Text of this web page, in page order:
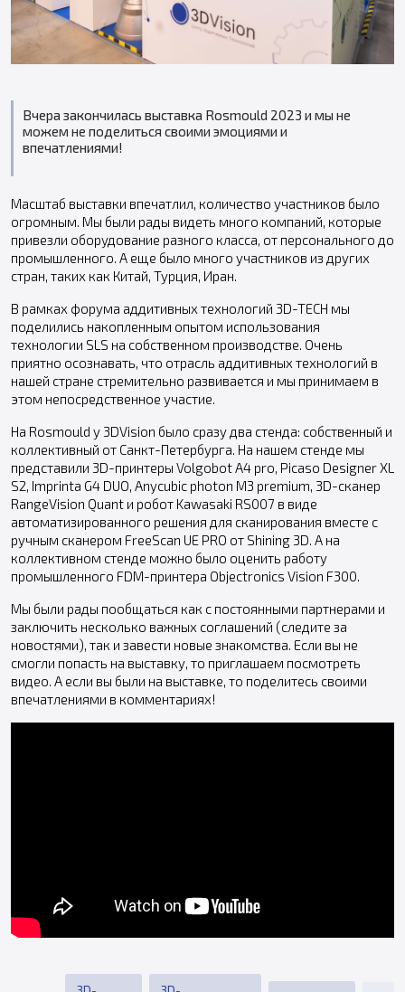
Вчера закончилась выставка Rosmould 2023 и мы не
можем не поделиться своими эмоциями и
впечатлениями!
Масштаб выставки впечатлил, количество участников было
огромным. Мы были рады видеть много компаний, которые
привезли оборудование разного класса, от персонального до
промышленного. А еще было много участников из других
стран, таких как Китай, Турция, Иран.
В рамках форума аддитивных технологий 3D-TECH мы
поделились накопленным опытом использования
технологии SLS на собственном производстве. Очень
приятно осознавать, что отрасль аддитивных технологий в
нашей стране стремительно развивается и мы принимаем в
этом непосредственное участие.
На Rosmould у 3DVision было сразу два стенда: собственный и
коллективный от Санкт-Петербурга. На нашем стенде мы
представили 3D-принтеры Volgobot A4 pro, Picaso Designer XL
S2, Imprinta G4 DUO, Anycubic photon M3 premium, 3D-сканер
RangeVision Quant и робот Kawasaki RS007 в виде
автоматизированного решения для сканирования вместе с
ручным сканером FreeScan UE PRO от Shining 3D. А на
коллективном стенде можно было оценить работу
промышленного FDM-принтера Objectronics Vision F300.
Мы были рады пообщаться как с постоянными партнерами и
заключить несколько важных соглашений (следите за
новостями), так и завести новые знакомства. Если вы не
смогли попасть на выставку, то приглашаем посмотреть
видео. А если вы были на выставке, то поделитесь своими
впечатлениями в комментариях!